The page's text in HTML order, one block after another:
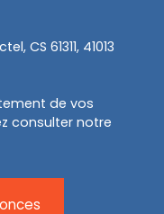
CS 61311, 41013
de vos
consulter notre